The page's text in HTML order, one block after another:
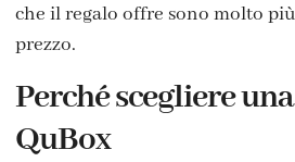
che il regalo offre sono molto
prezzo.
Perché scegliere
QuBox